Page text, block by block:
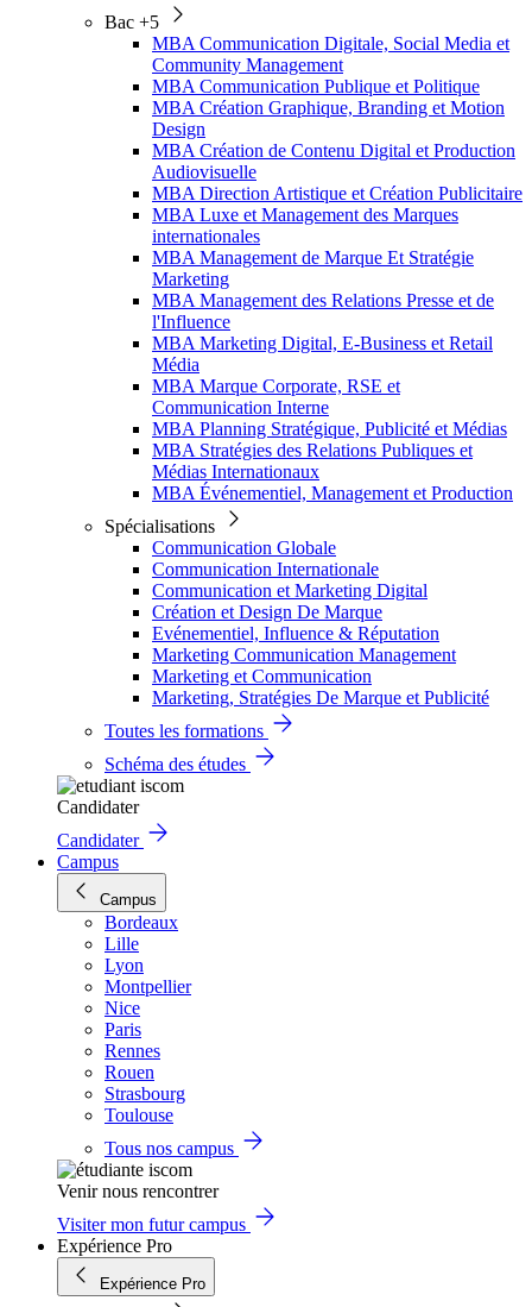
Bac +5
MBA Communication Digitale, Social Media et
Community Management
MBA Communication Publique et Politique
MBA Création Graphique, Branding et Motion
Design
MBA Création de Contenu Digital et Production
Audiovisuelle
MBA Direction Artistique et Création Publicitaire
MBA Luxe et Management des Marques
internationales
MBA Management de Marque Et Stratégie
Marketing
MBA Management des Relations Presse et de
l'Influence
MBA Marketing Digital, E-Business et Retail
Média
MBA Marque Corporate, RSE et
Communication Interne
MBA Planning Stratégique, Publicité et Médias
MBA Stratégies des Relations Publiques et
Médias Internationaux
MBA Événementiel, Management et Production
Spécialisations
Communication Globale
Communication Internationale
Communication et Marketing Digital
Création et Design De Marque
Evénementiel, Influence & Réputation
Marketing Communication Management
Marketing et Communication
Marketing, Stratégies De Marque et Publicité
Toutes les formations
Schéma des études
Candidater
Candidater
Campus
Campus
Bordeaux
Lille
Lyon
Montpellier
Nice
Paris
Rennes
Rouen
Strasbourg
Toulouse
Tous nos campus
Venir nous rencontrer
Visiter mon futur campus
Expérience Pro
Expérience Pro